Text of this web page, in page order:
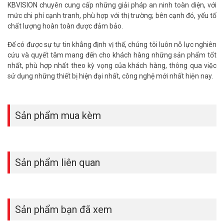
>> Xem thêm:Trọn bộ 2 camera KBVISION HD1080P cho
trường học (SILVER K42019-3)
Giá lắp camera trọn bộ 2 camera KBVISION
gói SILVER K42019-3 giá rẻ khuyến mãi
Trọn bộ gói SILVER K42019-3 Giá niêm yết
Trọn bộ 3 camera
(+ thêm 1 camera Dome hoặc thân)
* Lưu ý:Gói SILVER Siêu Tiết Kiệm chưa bao gồm chi phí ổ cứng giám
hãng WD Purple và Seagate Skyhawk có dung lượng từ 1TB trở
lên.(Quý khách lưu ý tránh mua phải ổ cứng giả hoặc kém chất lượng, ổ
cứng chuyên dụng hiện nay không có dung lượng nhỏ hơn 1Tb). Các ổ
KBVISION chuyên cung cấp những giải pháp an ninh toàn diện, với
mức chi phí cạnh tranh, phù hợp với thị trường; bên cạnh đó, yếu tố
chất lượng hoàn toàn được đảm bảo.
Để có được sự tự tin khẳng định vị thế, chúng tôi luôn nỗ lực nghiên
cứu và quyết tâm mang đến cho khách hàng những sản phẩm tốt
nhất, phù hợp nhất theo kỳ vọng của khách hàng, thông qua việc
sử dụng những thiết bị hiện đại nhất, công nghệ mới nhất hiện nay.
Sản phẩm mua kèm
Sản phẩm liên quan
Sản phẩm bạn đã xem